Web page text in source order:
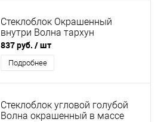
Стеклоблок Окрашенный
внутри Волна тархун
837 руб. / шт
Подробнее
Стеклоблок угловой голубой
Волна окрашенный в массе